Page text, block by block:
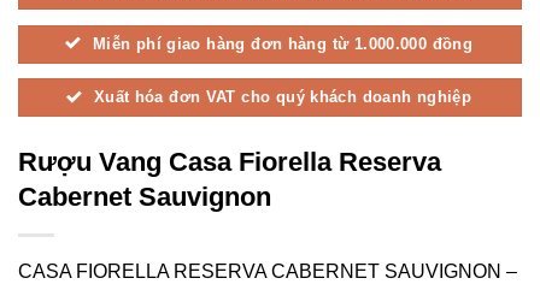
Miễn phí giao hàng đơn hàng từ 1.000.000 đồng
Xuất hóa đơn VAT cho quý khách doanh nghiệp
Rượu Vang Casa Fiorella Reserva
Cabernet Sauvignon
CASA FIORELLA RESERVA CABERNET SAUVIGNON –